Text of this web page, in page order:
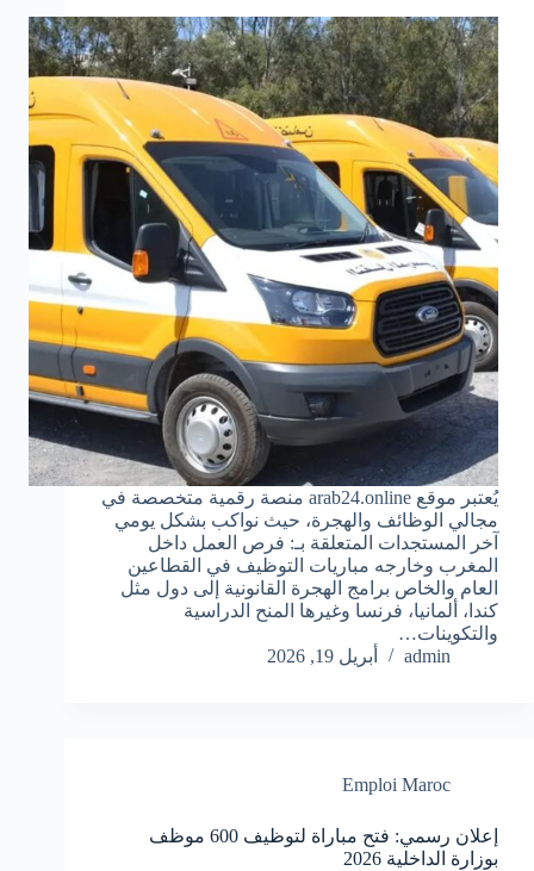
يُعتبر موقع arab24.online منصة رقمية متخصصة في
مجالي الوظائف والهجرة، حيث نواكب بشكل يومي
آخر المستجدات المتعلقة بـ: فرص العمل داخل
المغرب وخارجه مباريات التوظيف في القطاعين
العام والخاص برامج الهجرة القانونية إلى دول مثل
كندا، ألمانيا، فرنسا وغيرها المنح الدراسية
والتكوينات…
admin
أبريل 19, 2026
Emploi Maroc
إعلان رسمي: فتح مباراة لتوظيف 600 موظف
بوزارة الداخلية 2026